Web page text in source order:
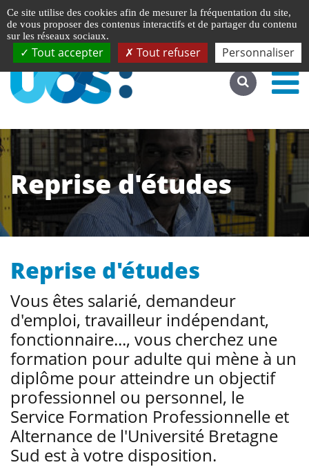
Accéder au site complet English
Reprise d'études
Reprise d'études
Vous êtes salarié, demandeur
d'emploi, travailleur indépendant,
fonctionnaire..., vous cherchez une
formation pour adulte qui mène à un
diplôme pour atteindre un objectif
professionnel ou personnel, le
Service Formation Professionnelle et
Alternance de l'Université Bretagne
Sud est à votre disposition.
Ce site utilise des cookies afin de mesurer la fréquentation du site,
de vous proposer des contenus interactifs et de partager du contenu
sur les réseaux sociaux.
Tout accepter Tout refuser Personnaliser